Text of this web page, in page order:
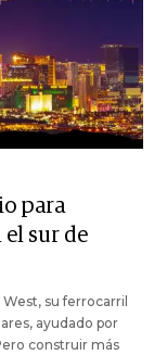
para
sur de
su ferrocarril
ayudado por
construir más